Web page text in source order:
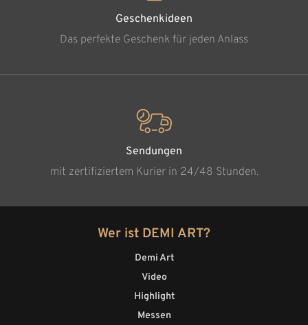
Geschenkideen
Das perfekte Geschenk für jeden Anlass
Sendungen
mit zertifiziertem Kurier in 24/48 Stunden.
Wer ist DEMI ART?
Demi Art
Video
Highlight
Messen